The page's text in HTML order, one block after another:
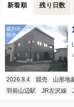
新着順 残り日数
2026.8.4 競売 山形地
羽前山辺駅
JR左沢線